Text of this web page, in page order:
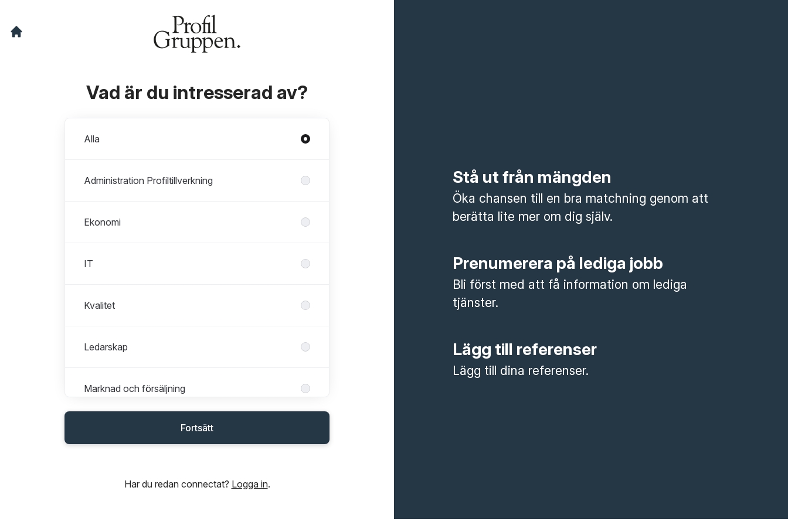
Vad är du intresserad av?
Alla
Administration Profiltillverkning
Ekonomi
IT
Kvalitet
Ledarskap
Marknad och försäljning
Operatör ProfiltillverkningFortsätt
Har du redan connectat? Logga in.
Stå ut från mängden
Öka chansen till en bra matchning genom att
berätta lite mer om dig själv.
Prenumerera på lediga jobb
Bli först med att få information om lediga
tjänster.
Lägg till referenser
Lägg till dina referenser.